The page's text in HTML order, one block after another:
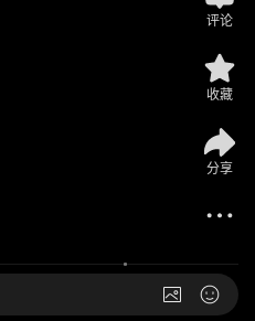
评论
收藏
分享